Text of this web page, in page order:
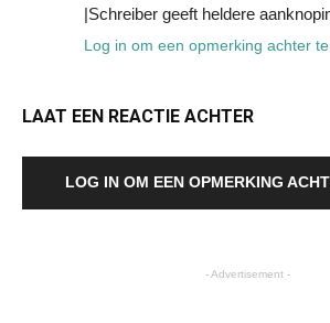
|Schreiber geeft heldere
Log in om een opmerking achter
LAAT EEN REACTIE ACHTER
LOG IN OM EEN OPMERKING
- Advertisement -